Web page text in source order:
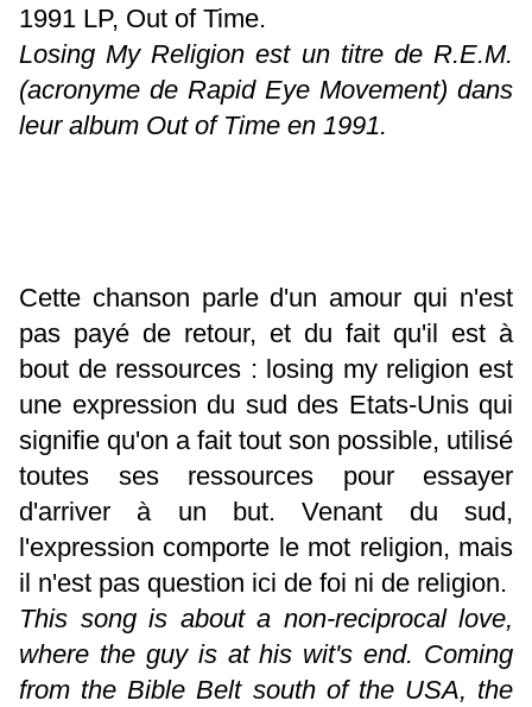
1991 LP, Out of Time.
Losing My Religion est un titre de R.E.M.
(acronyme de Rapid Eye Movement) dans
leur album Out of Time en 1991.
Cette chanson parle d'un amour qui n'est
pas payé de retour, et du fait qu'il est à
bout de ressources : losing my religion est
une expression du sud des Etats-Unis qui
signifie qu'on a fait tout son possible, utilisé
toutes ses ressources pour essayer
d'arriver à un but. Venant du sud,
l'expression comporte le mot religion, mais
il n'est pas question ici de foi ni de religion.
This song is about a non-reciprocal love,
where the guy is at his wit's end. Coming
from the Bible Belt south of the USA, the